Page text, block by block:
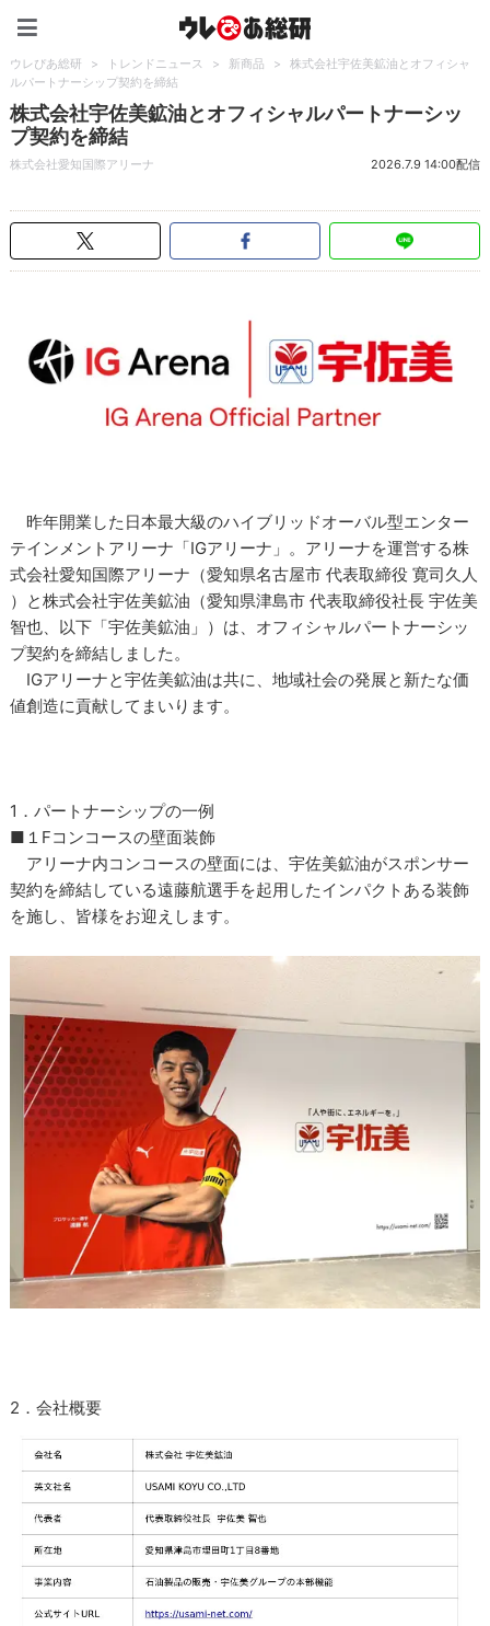
ウレぴあ総研 > トレンドニュース > 新商品 >
株式会社宇佐美鉱油とオフィシャ
ルパートナーシップ契約を締結
株式会社宇佐美鉱油とオフィシャルパートナーシッ
プ契約を締結
株式会社愛知国際アリーナ 2026.7.9 14:00配信
昨年開業した日本最大級のハイブリッドオーバル型エンター
テインメントアリーナ「IGアリーナ」。アリーナを運営する株
式会社愛知国際アリーナ（愛知県名古屋市 代表取締役 寛司久人
）と株式会社宇佐美鉱油（愛知県津島市 代表取締役社長 宇佐美
智也、以下「宇佐美鉱油」）は、オフィシャルパートナーシッ
プ契約を締結しました。
IGアリーナと宇佐美鉱油は共に、地域社会の発展と新たな価
値創造に貢献してまいります。
1．パートナーシップの一例
■１Fコンコースの壁面装飾
アリーナ内コンコースの壁面には、宇佐美鉱油がスポンサー
契約を締結している遠藤航選手を起用したインパクトある装飾
を施し、皆様をお迎えします。
2．会社概要